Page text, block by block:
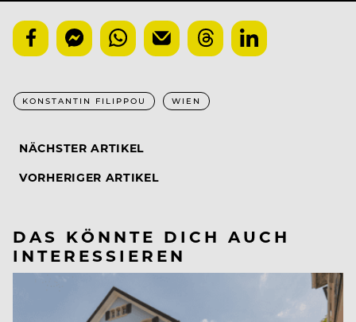
KONSTANTIN FILIPPOU WIEN
NÄCHSTER ARTIKEL
VORHERIGER ARTIKEL
DAS KÖNNTE DICH AUCH
INTERESSIEREN